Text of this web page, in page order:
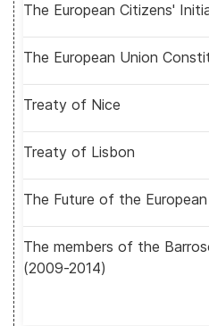
The European Citizens'
The European Union
Treaty of Nice
Treaty of Lisbon
The Future of the
The members of the
(2009-2014)